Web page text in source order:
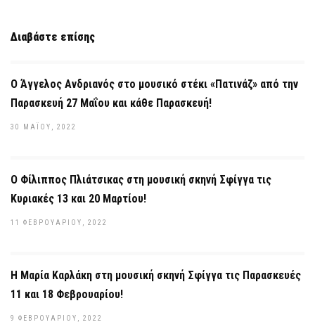
Διαβάστε επίσης
Ο Άγγελος Ανδριανός στο μουσικό στέκι «Πατινάζ» από την
Παρασκευή 27 Μαΐου και κάθε Παρασκευή!
30 ΜΑΪ́ΟΥ, 2022
O Φίλιππος Πλιάτσικας στη μουσική σκηνή Σφίγγα τις
Κυριακές 13 και 20 Μαρτίου!
11 ΦΕΒΡΟΥΑΡΊΟΥ, 2022
Η Μαρία Καρλάκη στη μουσική σκηνή Σφίγγα τις Παρασκευές
11 και 18 Φεβρουαρίου!
9 ΦΕΒΡΟΥΑΡΊΟΥ, 2022